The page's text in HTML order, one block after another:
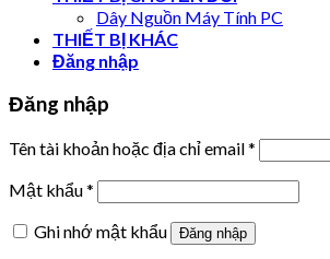
Dây Nguồn Máy Tính PC
THIẾT BỊ KHÁC
Đăng nhập
Đăng nhập
Tên tài khoản hoặc địa chỉ email*
Mật khẩu*
Ghi nhớ mật khẩu
Đăng nhập